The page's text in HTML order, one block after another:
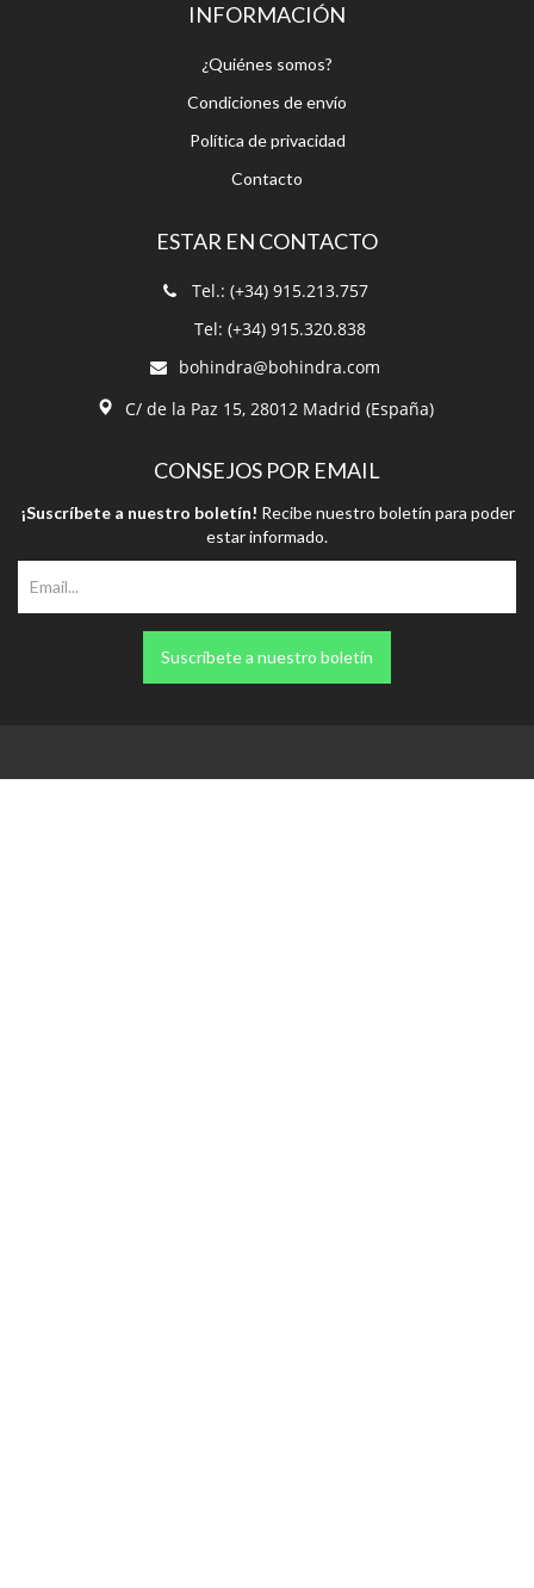
INFORMACIÓN
¿Quiénes somos?
Condiciones de envío
Política de privacidad
Contacto
ESTAR EN CONTACTO
Tel.: (+34) 915.213.757
Tel: (+34) 915.320.838
bohindra@bohindra.com
C/ de la Paz 15, 28012 Madrid (España)
CONSEJOS POR EMAIL
¡Suscríbete a nuestro boletín! Recibe nuestro boletín para poder
estar informado.
Suscríbete a nuestro boletín